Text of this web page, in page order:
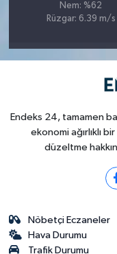
Nem: %62
Rüzgar: 6.39 m/s
Endeks 24, tamamen
ekonomi ağırlıklı
düzeltme
Nöbetçi Eczaneler
Hava Durumu
Trafik Durumu